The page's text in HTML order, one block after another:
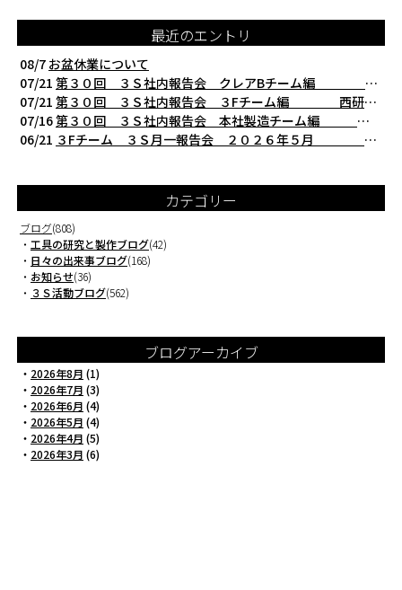
最近のエントリ
08/7 お盆休業について
07/21 第３０回 ３Ｓ社内報告会 クレアBチーム編 西研の３Ｓ活動（整理・整頓・清掃
07/21 第３０回 ３Ｓ社内報告会 ３Fチーム編 西研の３Ｓ活動（整理・整頓・清掃）
07/16第３０回 ３Ｓ社内報告会 本社製造チーム編 西研の３Ｓ活動（整理・整頓・清掃
06/21 ３Fチーム ３Ｓ月一報告会 ２０２６年５月 切削工具を考える西研より
カテゴリー
ブログ(808)
・ 工具の研究と製作ブログ(42)
・ 日々の出来事ブログ(168)
・ お知らせ(36)
・ ３Ｓ活動ブログ(562)
ブログアーカイブ
・ 2026年8月 (1)
・ 2026年7月 (3)
・ 2026年6月 (4)
・ 2026年5月 (4)
・ 2026年4月 (5)
・ 2026年3月 (6)